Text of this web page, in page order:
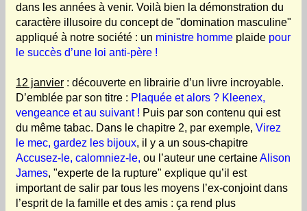
dans les années à venir. Voilà bien la démonstration du
caractère illusoire du concept de "domination masculine"
appliqué à notre société : un ministre homme plaide pour
le succès d’une loi anti-père !
12 janvier : découverte en librairie d’un livre incroyable.
D’emblée par son titre : Plaquée et alors ? Kleenex,
vengeance et au suivant ! Puis par son contenu qui est
du même tabac. Dans le chapitre 2, par exemple, Virez
le mec, gardez les bijoux, il y a un sous-chapitre
Accusez-le, calomniez-le, ou l’auteur une certaineAlison
James, "experte de la rupture" explique qu’il est
important de salir par tous les moyens l’ex-conjoint dans
l’esprit de la famille et des amis : ça rend plus